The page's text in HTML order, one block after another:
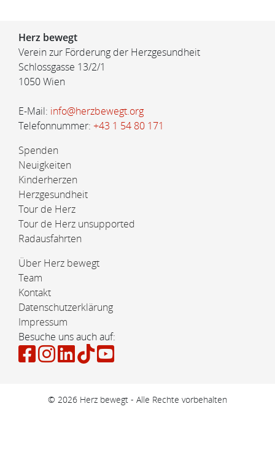
Herz bewegt
Verein zur Förderung der Herzgesundheit
Schlossgasse 13/2/1
1050 Wien
E-Mail: info@herzbewegt.org
Telefonnummer: +43 1 54 80 171
Spenden
Neuigkeiten
Kinderherzen
Herzgesundheit
Tour de Herz
Tour de Herz unsupported
Radausfahrten
Über Herz bewegt
Team
Kontakt
Datenschutzerklärung
Impressum
Besuche uns auch auf:
© 2026 Herz bewegt - Alle Rechte vorbehalten